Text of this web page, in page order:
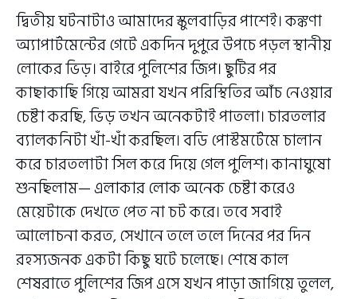
দ্বিতীয় ঘটনাটাও আমাদের স্কুলবাড়ির পাশেই। কঙ্কণা
অ্যাপার্টমেন্টের গেটে একদিন দুপুরে উপচে পড়ল স্থানীয়
লোকের ভিড়। বাইরে পুলিশের জিপ। ছুটির পর
কাছাকাছি গিয়ে আমরা যখন পরিস্থিতির আঁচ নেওয়ার
চেষ্টা করছি, ভিড় তখন অনেকটাই পাতলা। চারতলার
ব্যালকনিটা খাঁ-খাঁ করছিল। বডি পোস্টমর্টেমে চালান
করে চারতলাটা সিল করে দিয়ে গেল পুলিশ। কানাঘুষো
শুনছিলাম— এলাকার লোক অনেক চেষ্টা করেও
মেয়েটাকে দেখতে পেত না চট করে। তবে সবাই
আলোচনা করত, সেখানে তলে তলে দিনের পর দিন
রহস্যজনক একটা কিছু ঘটে চলেছে। শেষে কাল
শেষরাতে পুলিশের জিপ এসে যখন পাড়া জাগিয়ে তুলল,